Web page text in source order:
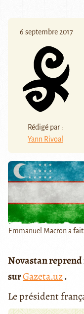
6 septembre 2017
Rédigé par :
Yann Rivoal
Emmanuel Macron a
Novastan
surGazeta.uz.
Le président